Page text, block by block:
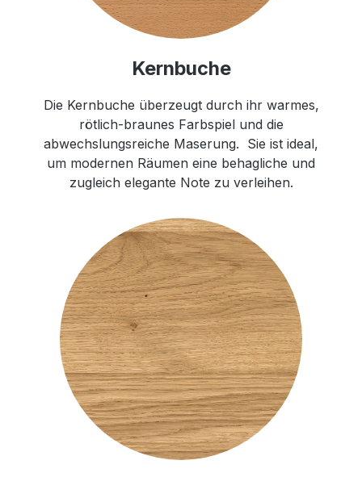
Kernbuche
Die Kernbuche überzeugt durch ihr warmes,
rötlich-braunes Farbspiel und die
abwechslungsreiche Maserung. Sie ist ideal,
um modernen Räumen eine behagliche und
zugleich elegante Note zu verleihen.